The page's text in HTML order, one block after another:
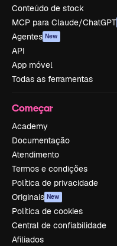
Conteúdo de stock
MCP para Claude/ChatGPT
Agentes New
API
App móvel
Todas as ferramentas
Começar
Academy
Documentação
Atendimento
Termos e condições
Política de privacidade
Originais New
Política de cookies
Central de confiabilidade
Afiliados